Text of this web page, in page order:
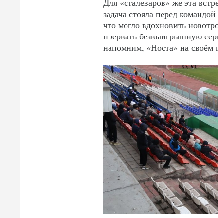
задача стояла перед
что могло вдохновить
прервать безвыигрышную
напомним, «Носта» на своём